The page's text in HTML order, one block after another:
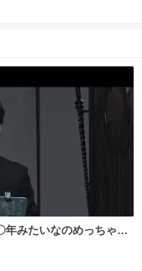
年みたいなのめっちゃ見